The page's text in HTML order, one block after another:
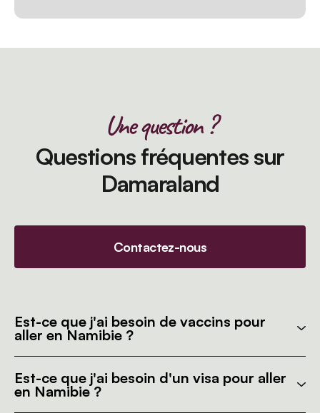
Une question ?
Questions fréquentes sur
Damaraland
Contactez-nous
Est-ce que j'ai besoin de vaccins pour
aller en Namibie ?
Est-ce que j'ai besoin d'un visa pour aller
en Namibie ?